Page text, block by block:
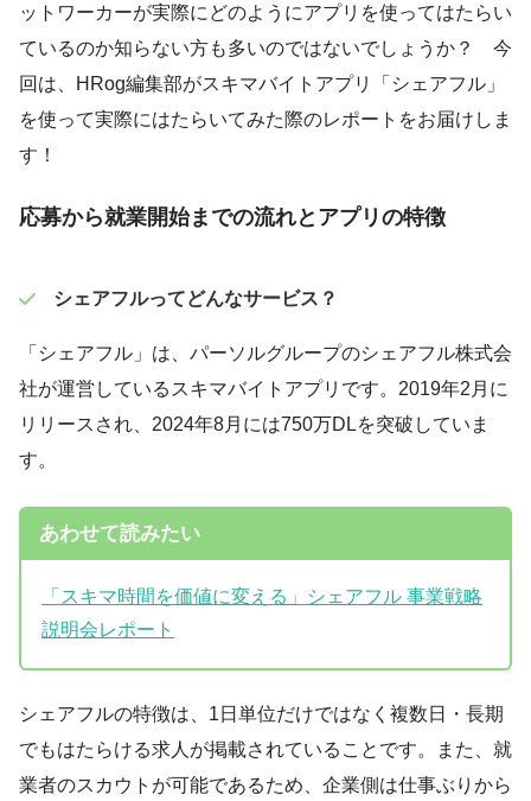
ットワーカーが実際にどのようにアプリを使ってはたらい
ているのか知らない方も多いのではないでしょうか？ 今
回は、HRog編集部がスキマバイトアプリ「シェアフル」
を使って実際にはたらいてみた際のレポートをお届けしま
す！
応募から就業開始までの流れとアプリの特徴
シェアフルってどんなサービス？
「シェアフル」は、パーソルグループのシェアフル株式会
社が運営しているスキマバイトアプリです。2019年2月に
リリースされ、2024年8月には750万DLを突破していま
す。
あわせて読みたい
「スキマ時間を価値に変える」シェアフル 事業戦略
説明会レポート
シェアフルの特徴は、1日単位だけではなく複数日・長期
でもはたらける求人が掲載されていることです。また、就
業者のスカウトが可能であるため、企業側は仕事ぶりから